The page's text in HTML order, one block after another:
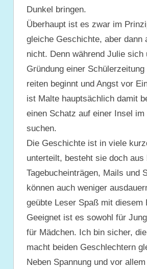
Dunkel bringen.
Überhaupt ist es zwar im
gleiche Geschichte, aber dann
nicht. Denn während Julie sich
Gründung einer
reiten beginnt und Angst vor
ist Malte hauptsächlich damit
einen Schatz auf einer Insel im
suchen.
Die Geschichte ist in viele
unterteilt, besteht sie doch aus
Tagebucheinträgen, Mails und
können auch weniger
geübte Leser Spaß mit diesem
Geeignet ist es sowohl für
für Mädchen. Ich bin sicher,
macht beiden Geschlechtern
Neben Spannung und vor